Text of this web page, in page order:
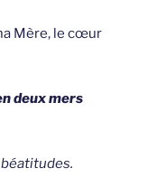
Mère, le cœur
deux mers